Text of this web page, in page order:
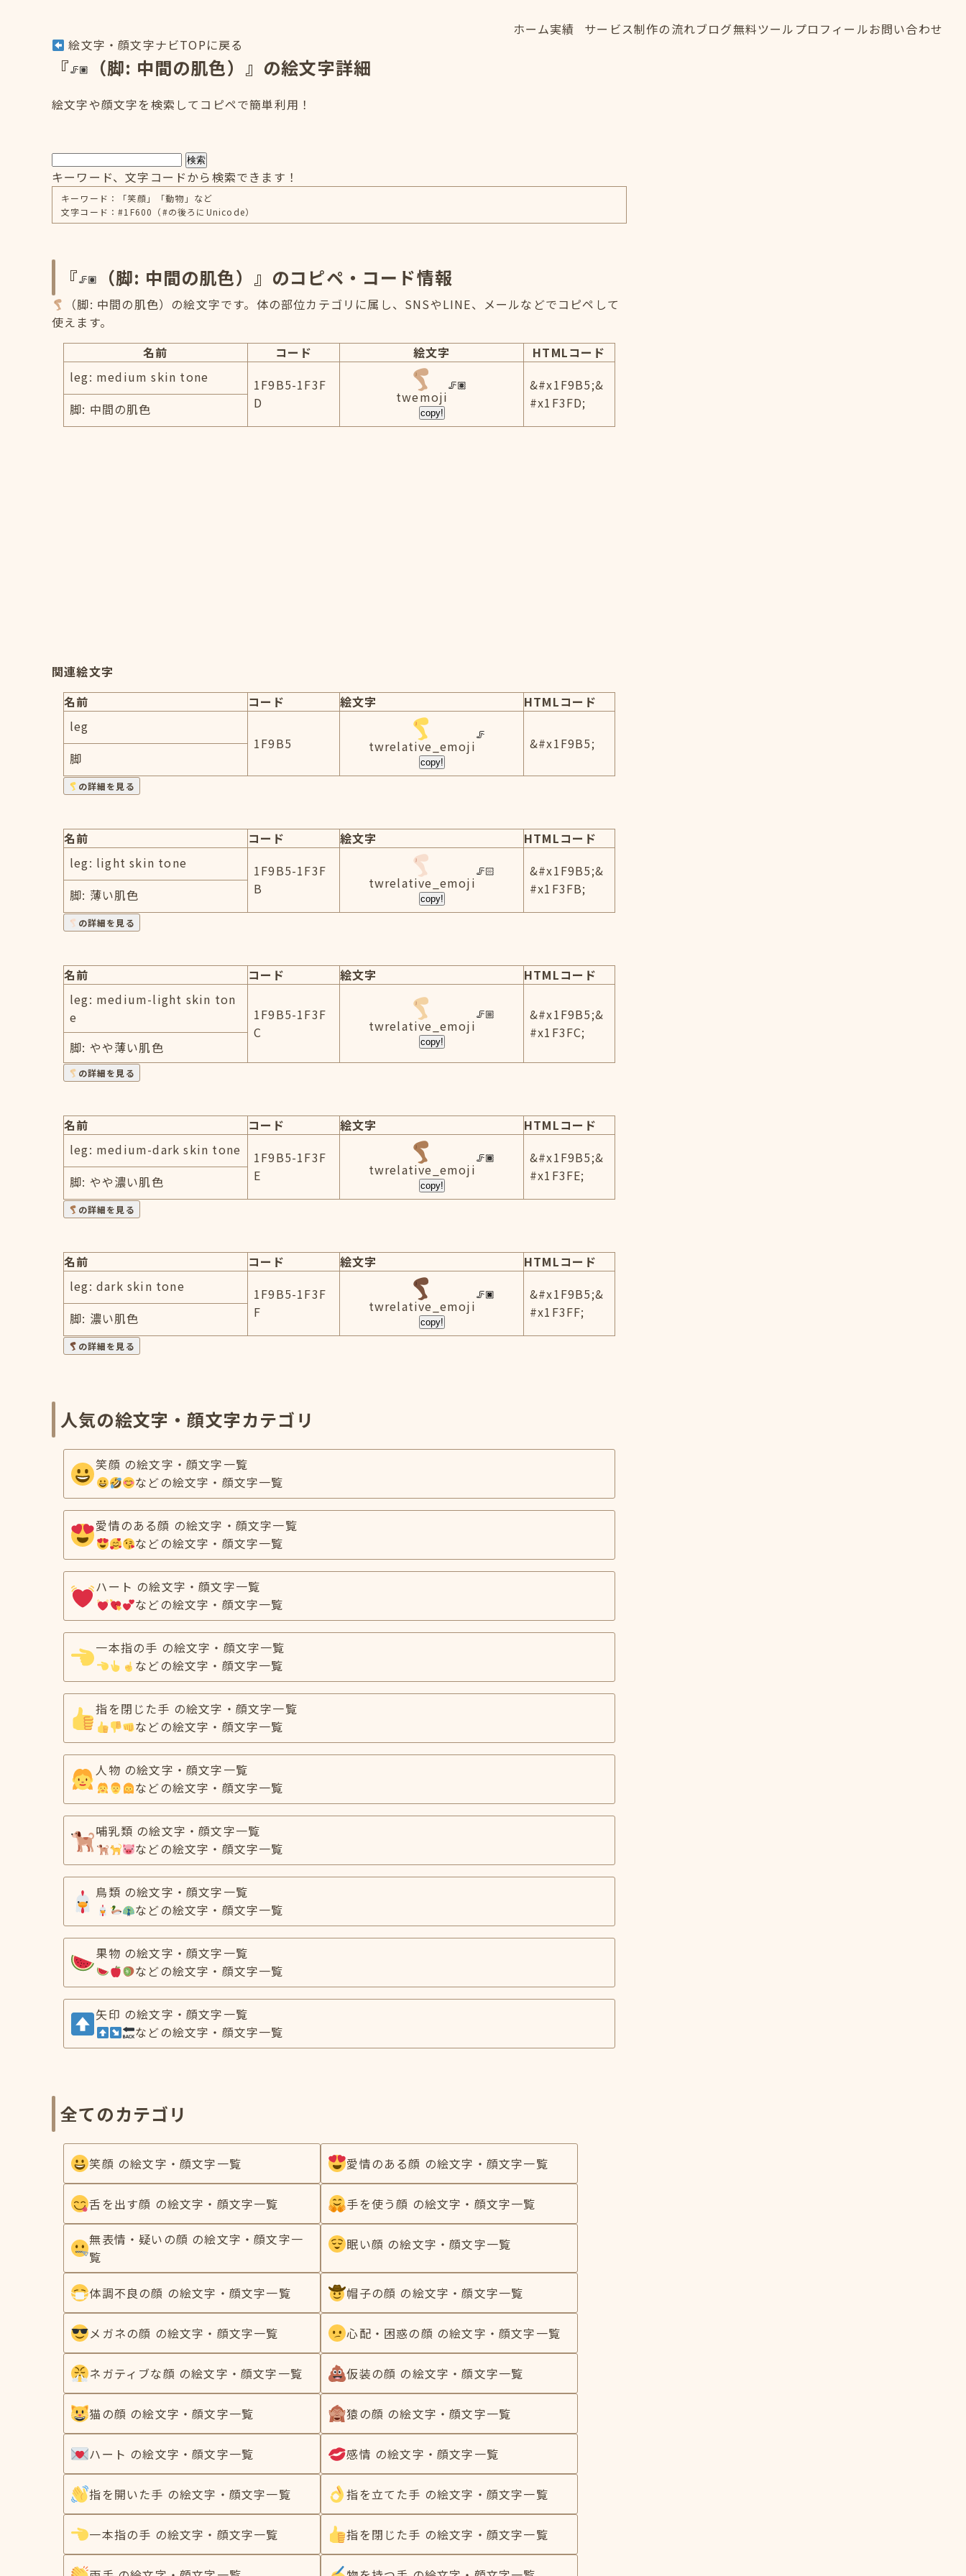
ホーム実績
サービス制作の流れブログ無料ツール プロフィールお問い合わせ
絵文字・顔文字ナビTOPに戻る
『 （脚: 中間の肌色）』の絵文字詳細
絵文字や顔文字を検索してコピペで簡単利用！
検索
キーワード、文字コードから検索できます！
キーワード：「笑顔」「動物」など
文字コード：#1F600（#の後ろにUnicode）
『 （脚: 中間の肌色）』のコピペ・コード情報
（脚: 中間の肌色）の絵文字です。体の部位カテゴリに属し、SNSやLINE、メールなどでコピペして
使えます。
名前
コード 絵文字
HTMLコード
leg: medium skin tone
1F9B5-1F3F
D
twemoji
copy!
&#x1F9B5;&
#x1F3FD;
脚: 中間の肌色
関連絵文字
名前
コード 絵文字
HTMLコード
leg
1F9B5
twrelative_emoji
copy!
&#x1F9B5;
脚
の詳細を見る
名前 コード 絵文字
HTMLコード
leg: light skin tone
1F9B5-1F3F
B
twrelative_emoji
copy!
&#x1F9B5;&
#x1F3FB;
脚: 薄い肌色
の詳細を見る
名前 コード 絵文字
HTMLコード
leg: medium-light skin ton
e
1F9B5-1F3F
C
twrelative_emoji
copy!
&#x1F9B5;&
#x1F3FC;
脚: やや薄い肌色
の詳細を見る
名前 コード 絵文字
HTMLコード
leg: medium-dark skin tone
1F9B5-1F3F
E
twrelative_emoji
copy!
&#x1F9B5;&
#x1F3FE;
脚: やや濃い肌色
の詳細を見る
名前 コード 絵文字
HTMLコード
leg: dark skin tone
1F9B5-1F3F
F
twrelative_emoji
copy!
&#x1F9B5;&
#x1F3FF;
脚: 濃い肌色
の詳細を見る
人気の絵文字・顔文字カテゴリ
笑顔 の絵文字・顔文字一覧
などの絵文字・顔文字一覧
愛情のある顔 の絵文字・顔文字一覧
などの絵文字・顔文字一覧
ハート の絵文字・顔文字一覧
などの絵文字・顔文字一覧
一本指の手 の絵文字・顔文字一覧
などの絵文字・顔文字一覧
指を閉じた手 の絵文字・顔文字一覧
などの絵文字・顔文字一覧
人物 の絵文字・顔文字一覧
などの絵文字・顔文字一覧
哺乳類 の絵文字・顔文字一覧
などの絵文字・顔文字一覧
鳥類 の絵文字・顔文字一覧
などの絵文字・顔文字一覧
果物 の絵文字・顔文字一覧
などの絵文字・顔文字一覧
矢印 の絵文字・顔文字一覧
などの絵文字・顔文字一覧
全てのカテゴリ
笑顔 の絵文字・顔文字一覧 愛情のある顔 の絵文字・顔文字一覧
舌を出す顔 の絵文字・顔文字一覧 手を使う顔 の絵文字・顔文字一覧
無表情・疑いの顔 の絵文字・顔文字一
覧
眠い顔 の絵文字・顔文字一覧
体調不良の顔 の絵文字・顔文字一覧 帽子の顔 の絵文字・顔文字一覧
メガネの顔 の絵文字・顔文字一覧 心配・困惑の顔 の絵文字・顔文字一覧
ネガティブな顔 の絵文字・顔文字一覧 仮装の顔 の絵文字・顔文字一覧
猫の顔 の絵文字・顔文字一覧 猿の顔 の絵文字・顔文字一覧
ハート の絵文字・顔文字一覧 感情 の絵文字・顔文字一覧
指を開いた手 の絵文字・顔文字一覧 指を立てた手 の絵文字・顔文字一覧
一本指の手 の絵文字・顔文字一覧 指を閉じた手 の絵文字・顔文字一覧